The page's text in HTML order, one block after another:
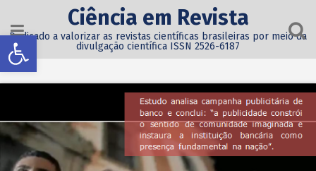
Abrir a barra de ferramentas
Ciência em Revista
Dedicado a valorizar as revistas científicas brasileiras por meio da
divulgação científica ISSN 2526-6187